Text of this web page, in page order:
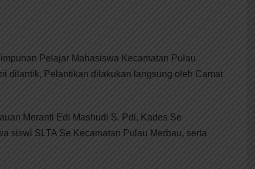
Pelajar Mahasiswa Kecamatan Pulau
dilantik, Pelantikan dilakukan langsung oleh Camat
Meranti Edi Mashudi S. Pdi, Kades Se
siswi SLTA Se Kecamatan Pulau Merbau, serta